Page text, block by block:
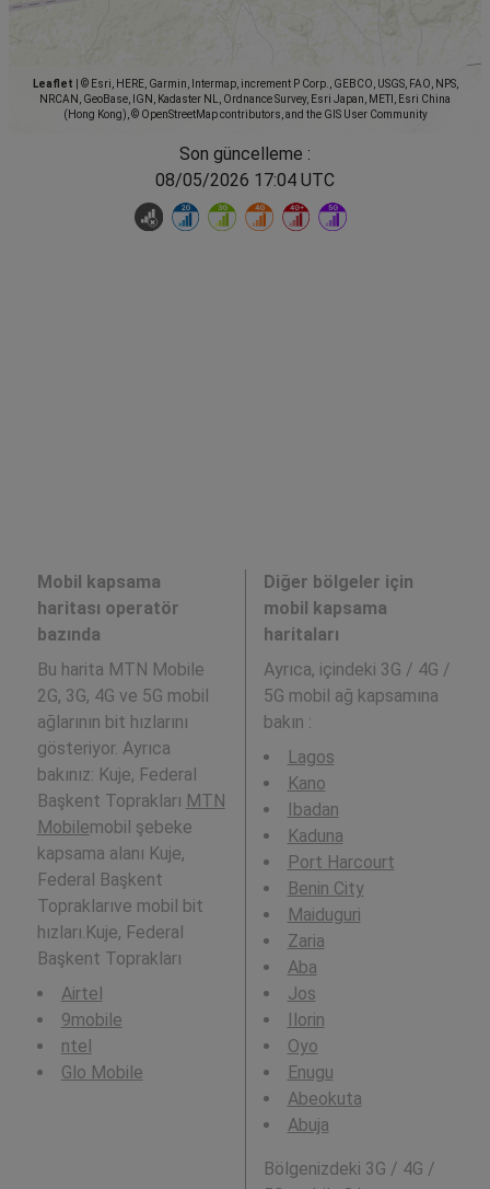
Leaflet
© Esri, HERE, Garmin, Intermap, increment P Corp., GEBCO, USGS, FAO, NPS,
NRCAN, GeoBase, IGN, Kadaster NL, Ordnance Survey, Esri Japan, METI, Esri China
(Hong Kong), © OpenStreetMap contributors, and the GIS User Community
Son güncelleme :
08/05/2026 17:04 UTC
Mobil kapsama
haritası operatör
bazında
Bu harita MTN Mobile
2G, 3G, 4G ve 5G mobil
ağlarının bit hızlarını
gösteriyor. Ayrıca
bakınız: Kuje, Federal
Başkent Toprakları MTN
Mobilemobil şebeke
kapsama alanı Kuje,
Federal Başkent
Topraklarıve mobil bit
hızları.Kuje, Federal
Başkent Toprakları
Airtel
9mobile
ntel
Glo Mobile
Diğer bölgeler için
mobil kapsama
haritaları
Ayrıca, içindeki 3G / 4G /
5G mobil ağ kapsamına
bakın :
Lagos
Kano
Ibadan
Kaduna
Port Harcourt
Benin City
Maiduguri
Zaria
Aba
Jos
Ilorin
Oyo
Enugu
Abeokuta
Abuja
Bölgenizdeki 3G / 4G /